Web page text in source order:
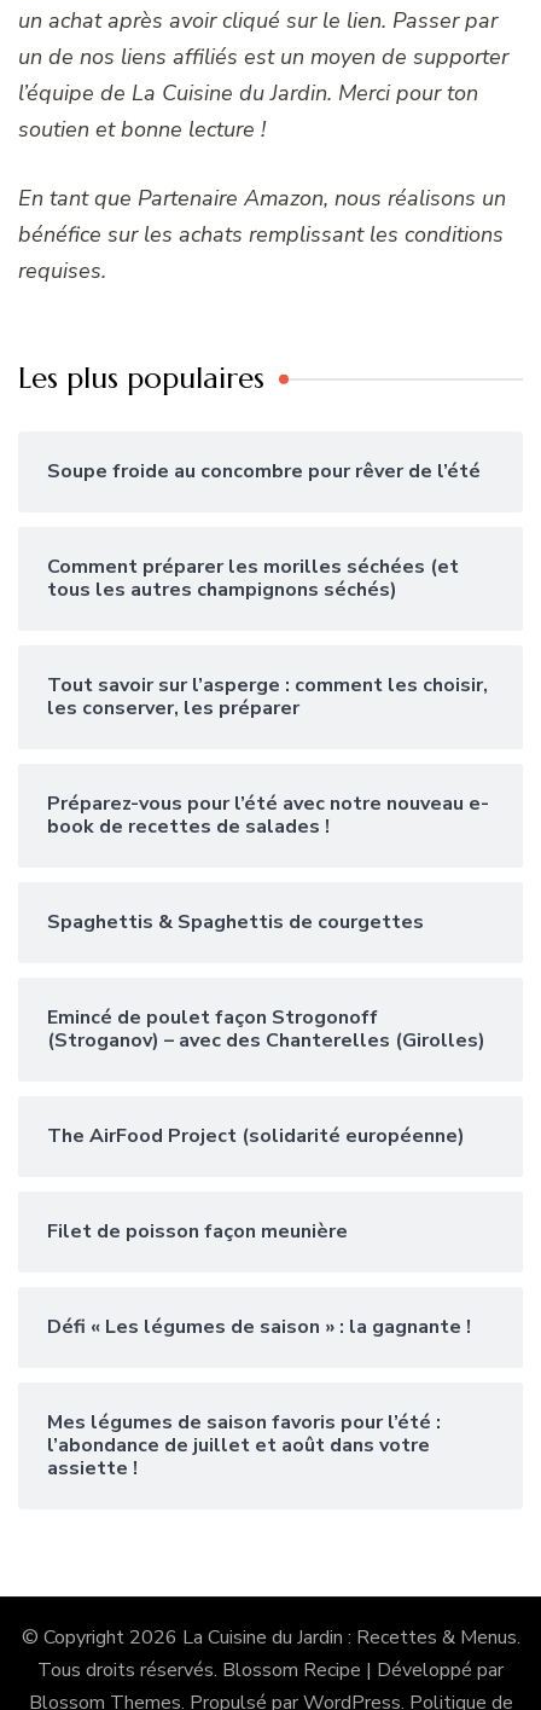
un achat après avoir cliqué sur le lien. Passer par
un de nos liens affiliés est un moyen de supporter
l’équipe de La Cuisine du Jardin. Merci pour ton
soutien et bonne lecture !
En tant que Partenaire Amazon, nous réalisons un
bénéfice sur les achats remplissant les conditions
requises.
Les plus populaires
Soupe froide au concombre pour rêver de l’été
Comment préparer les morilles séchées (et
tous les autres champignons séchés)
Tout savoir sur l’asperge : comment les choisir,
les conserver, les préparer
Préparez-vous pour l’été avec notre nouveau e-
book de recettes de salades !
Spaghettis & Spaghettis de courgettes
Emincé de poulet façon Strogonoff
(Stroganov) – avec des Chanterelles (Girolles)
The AirFood Project (solidarité européenne)
Filet de poisson façon meunière
Défi « Les légumes de saison » : la gagnante !
Mes légumes de saison favoris pour l’été :
l’abondance de juillet et août dans votre
assiette !
© Copyright 2026 La Cuisine du Jardin : Recettes & Menus.
Tous droits réservés. Blossom Recipe | Développé par
Blossom Themes. Propulsé parWordPress. Politique de